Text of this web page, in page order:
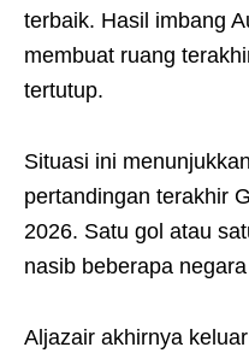
terbaik. Hasil imbang
membuat ruang
tertutup.
Situasi ini
pertandingan terakhir
2026. Satu gol atau
nasib beberapa
Aljazair akhirnya